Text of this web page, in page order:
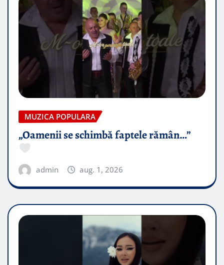
MUZICA POPULARA
„Oamenii se schimbă faptele rămân…”
admin aug. 1, 2026